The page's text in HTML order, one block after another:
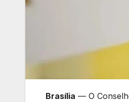
Brasília — O